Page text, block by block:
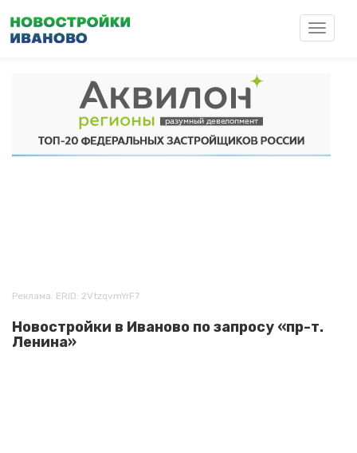
основному
Toggle
Реклама. ERID: 2VtzqvmYrF7
Новостройки в Иваново по запросу «пр-т.
Ленина»